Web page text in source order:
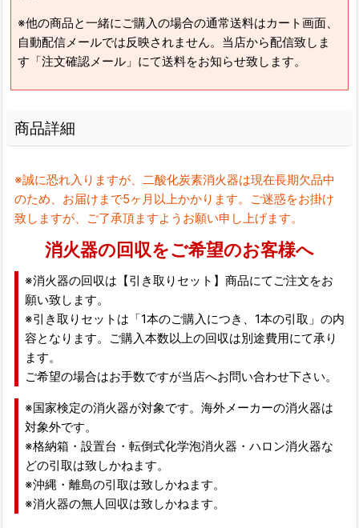
※他の商品と一緒にご購入の場合の通常送料はカート画面、
自動配信メールでは反映されません。当店から配信致しま
す「注文確認メール」にて送料をお知らせ致します。
商品詳細
※誠に恐れ入りますが、二酸化炭素消火器は現在長期欠品中
のため、お届けまで5ヶ月以上かかります。ご迷惑をお掛け
致しますが、ご了承頂ますようお願い申し上げます。
消火器の回収をご希望のお客様へ
※消火器の回収は【引き取りセット】商品にてご注文をお
願い致します。
※引き取りセットは「1本のご購入につき、1本の引取」の内
容となります。ご購入本数以上の回収は別途費用にて承り
ます。
ご希望の場合はお手数ですが当店へお問い合わせ下さい。
※国家検定の消火器が対象です。海外メーカーの消火器は
対象外です。
※格納箱・設置台・転倒式化学泡消火器・ハロン消火器な
どの引取は致しかねます。
※沖縄・離島の引取は致しかねます。
※消火器の無人回収は致しかねます。